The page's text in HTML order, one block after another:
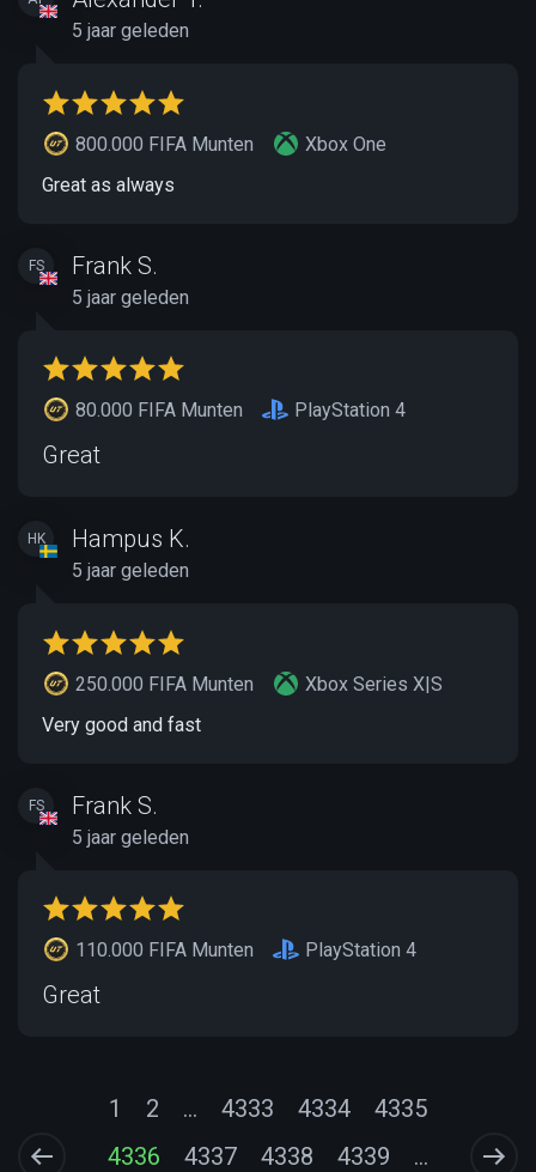
5 jaar geleden
800.000 FIFA Munten
Xbox One
Great as always
FS Frank S.
5 jaar geleden
80.000 FIFA Munten PlayStation 4
Great
HK Hampus K.
5 jaar geleden
250.000 FIFA Munten
Xbox Series X|S
Very good and fast
FS Frank S.
5 jaar geleden
110.000 FIFA Munten PlayStation 4
Great
1 2 ... 4333 4334
4335
4336
4337 4338 4339 ...